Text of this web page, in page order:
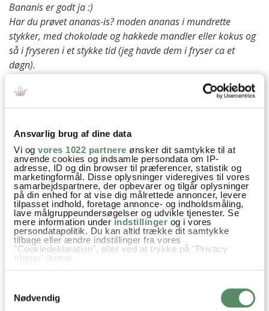
Ansvarlig brug af dine data
Vi og vores 1022 partnere ønsker dit samtykke til at
anvende cookies og indsamle persondata om IP-
adresse, ID og din browser til præferencer, statistik og
marketingformål. Disse oplysninger videregives til vores
samarbejdspartnere, der opbevarer og tilgår oplysninger
på din enhed for at vise dig målrettede annoncer, levere
tilpasset indhold, foretage annonce- og indholdsmåling,
lave målgruppeundersøgelser og udvikle tjenester. Se
mere information under indstillinger og i vores
persondatapolitik. Du kan altid trække dit samtykke
tilbage eller ændre indstillinger fra vores
"Cookiedeklaration", eller ved at trykke på "Privacy
trigger" ikonet.
Indsamle præcise oplysninger om din placering,
der kan være nøjagtig inden for få meter
Identificere din enhed baseret på en scanning af
Nødvendig
Bananis er godt ja :)
Har du prøvet ananas-is? moden ananas i mundrette
stykker, med chokolade og hakkede mandler eller kokus og
så i fryseren i et stykke tid (jeg havde dem i fryser ca et
døgn).
Ann-Christine
26. maj 2018 kl. 10:56
Uhmm, dét lyder også virkelig lækkert!
Tusind tak for tippet – det skal vi prøve.
besvar
sethia:
18. juni 2017 kl. 17:56
besvar